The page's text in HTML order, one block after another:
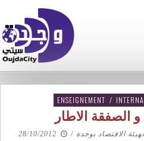
ENSEIGNEMENT /
الصفقة الاطار
الاقتصاد بوجدة /
28/10/2012